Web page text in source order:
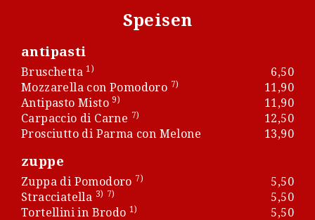
Speisen
antipasti
Bruschetta 1)
6,50
Mozzarella con Pomodoro 7)
11,90
Antipasto Misto9)
11,90
Carpaccio di Carne 7)
12,50
Prosciutto di Parma con Melone
13,90
zuppe
Zuppa di Pomodoro 7)
5,50
Stracciatella 3) 7)
5,50
Tortellini in Brodo 1) 5,50